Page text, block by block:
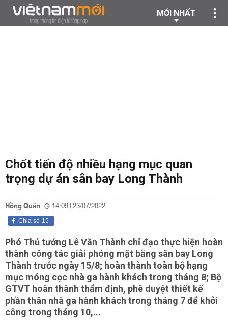
MỚI NHẤT
Chốt tiến độ nhiều hạng mục quan
trọng dự án sân bay Long Thành
Hồng Quân 14:09 | 23/07/2022
15
Chia sẻ
Phó Thủ tướng Lê Văn Thành chỉ đạo thực hiện hoàn
thành công tác giải phóng mặt bằng sân bay Long
Thành trước ngày 15/8; hoàn thành toàn bộ hạng
mục móng cọc nhà ga hành khách trong tháng 8; Bộ
GTVT hoàn thành thẩm định, phê duyệt thiết kế
phần thân nhà ga hành khách trong tháng 7 để khởi
công trong tháng 10,...